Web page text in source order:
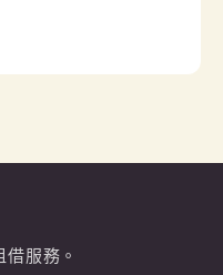
服務。